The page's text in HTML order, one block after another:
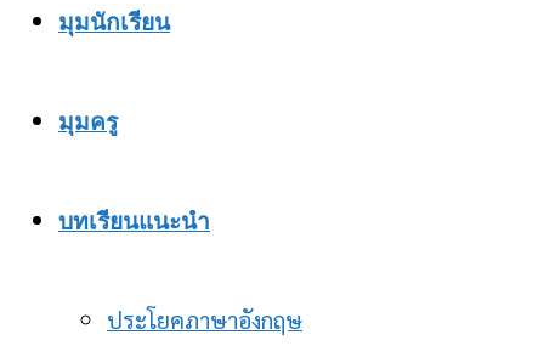
มุมนักเรียน
มุมครู
บทเรียนแนะนำ
ประโยคภาษาอังกฤษ